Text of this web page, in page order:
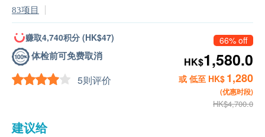
83项目
赚取4,740积分 (HK$47)
体检前可免费取消
5则评价
66% off
HK$1,580.0
或 低至 HK$ 1,280
(优惠时段)
HK$4,700.0
建议给